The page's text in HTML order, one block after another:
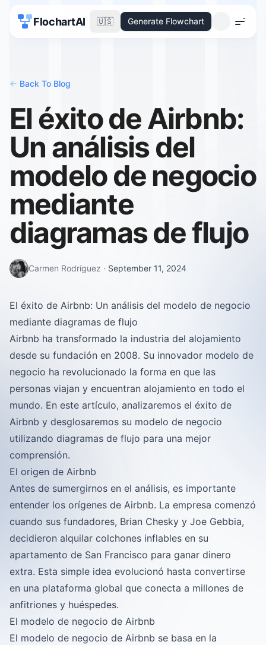
FlochartAI 🇺🇸 Generate Flowchart
Menu
<- Back To Blog
El éxito de Airbnb:
Un análisis del
modelo de negocio
mediante
diagramas de flujo
Carmen Rodríguez · September 11, 2024
El éxito de Airbnb: Un análisis del modelo de negocio
mediante diagramas de flujo
Airbnb ha transformado la industria del alojamiento
desde su fundación en 2008. Su innovador modelo de
negocio ha revolucionado la forma en que las
personas viajan y encuentran alojamiento en todo el
mundo. En este artículo, analizaremos el éxito de
Airbnb y desglosaremos su modelo de negocio
utilizando diagramas de flujo para una mejor
comprensión.
El origen de Airbnb
Antes de sumergirnos en el análisis, es importante
entender los orígenes de Airbnb. La empresa comenzó
cuando sus fundadores, Brian Chesky y Joe Gebbia,
decidieron alquilar colchones inflables en su
apartamento de San Francisco para ganar dinero
extra. Esta simple idea evolucionó hasta convertirse
en una plataforma global que conecta a millones de
anfitriones y huéspedes.
El modelo de negocio de Airbnb
El modelo de negocio de Airbnb se basa en la